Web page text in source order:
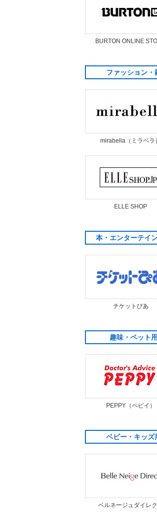
BURTON ONLINE
ファッション・
mirabella（ミラベラ）
ELLE SHOP
本・エンターテイ
チケットぴあ
趣味・ペット
PEPPY（ペピイ）
ベビー・キッズ
ベルネージュダイレ